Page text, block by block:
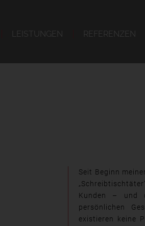
LEISTUNGEN REFERENZEN
Seit Beginn
Kunden – und
persönlichen
existieren keine